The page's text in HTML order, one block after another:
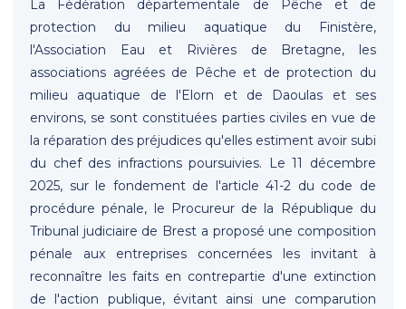
La Fédération départementale de Pêche et de
protection du milieu aquatique du Finistère,
l'Association Eau et Rivières de Bretagne, les
associations agréées de Pêche et de protection du
milieu aquatique de l'Elorn et de Daoulas et ses
environs, se sont constituées parties civiles en vue de
la réparation des préjudices qu'elles estiment avoir subi
du chef des infractions poursuivies. Le 11 décembre
2025, sur le fondement de l'article 41-2 du code de
procédure pénale, le Procureur de la République du
Tribunal judiciaire de Brest a proposé une composition
pénale aux entreprises concernées les invitant à
reconnaître les faits en contrepartie d'une extinction
de l'action publique, évitant ainsi une comparution